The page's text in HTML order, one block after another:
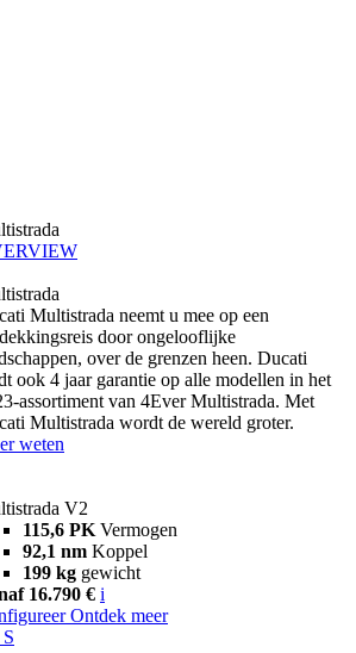
Multistrada neemt u mee op een
door ongelooflijke
over de grenzen heen. Ducati
ook 4 jaar garantie op alle modellen in het
assortiment van 4Ever Multistrada. Met
Multistrada wordt de wereld groter.
weten
V2
115,6 PK Vermogen
92,1 nm Koppel
199 kg gewicht
16.790 € i
Ontdek meer